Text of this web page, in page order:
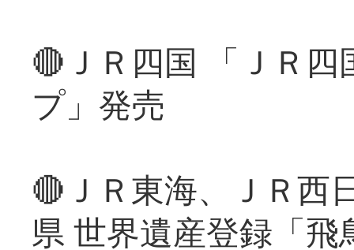
🔴ＪＲ四国 「ＪＲ
プ」発売
🔴ＪＲ東海、ＪＲ西
県 世界遺産登録「